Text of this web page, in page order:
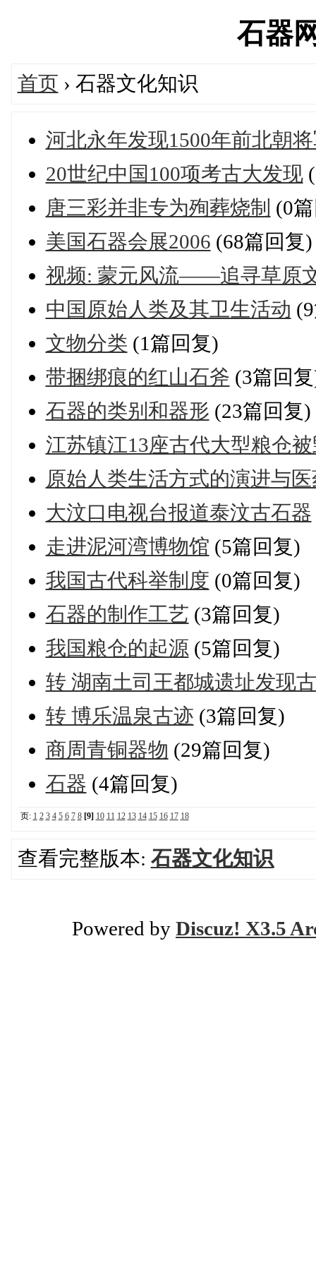
石器
首页 › 石器文化知识
河北永年发现1500年前北朝
20世纪中国100项考古大发现
唐三彩并非专为殉葬烧制 (0
美国石器会展2006 (68篇回复)
视频: 蒙元风流——追寻草原
中国原始人类及其卫生活动
文物分类 (1篇回复)
带捆绑痕的红山石斧 (3篇回
石器的类别和器形 (23篇回复)
江苏镇江13座古代大型粮仓
原始人类生活方式的演进与
大汶口电视台报道泰汶古石器
走进泥河湾博物馆 (5篇回复)
我国古代科举制度 (0篇回复)
石器的制作工艺 (3篇回复)
我国粮仓的起源 (5篇回复)
转 湖南土司王都城遗址发现
转 博乐温泉古迹 (3篇回复)
商周青铜器物 (29篇回复)
石器 (4篇回复)
页: 1 2 3 4 5 6 7 8 [9] 10 11 12 13 14 15 16 17 18
查看完整版本: 石器文化知识
Powered by Discuz! X3.5